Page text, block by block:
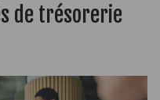
de trésorerie